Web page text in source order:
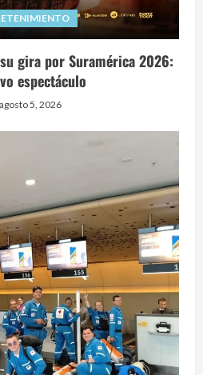
gira por Suramérica 2026:
espectáculo
agosto 5, 2026